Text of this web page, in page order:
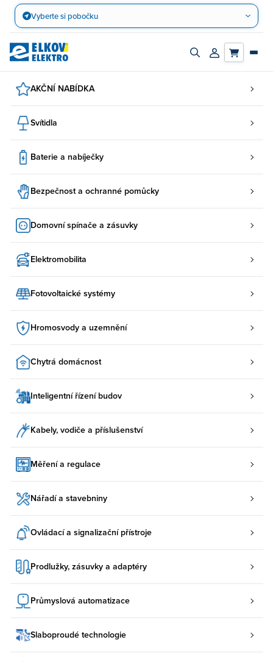
Přejít
obsah
Vyberte si pobočku
Zapnout/vypnout
Přihlásit/
AKČNÍ NABÍDKA
Svítidla
Baterie a nabíječky
Bezpečnost a ochranné pomůcky
Domovní spínače a zásuvky
Elektromobilita
Fotovoltaické systémy
Hromosvody a uzemnění
Chytrá domácnost
Inteligentní řízení budov
Kabely, vodiče a příslušenství
Měření a regulace
Nářadí a stavebniny
Ovládací a signalizační přístroje
Prodlužky, zásuvky a adaptéry
Průmyslová automatizace
Slaboproudé technologie